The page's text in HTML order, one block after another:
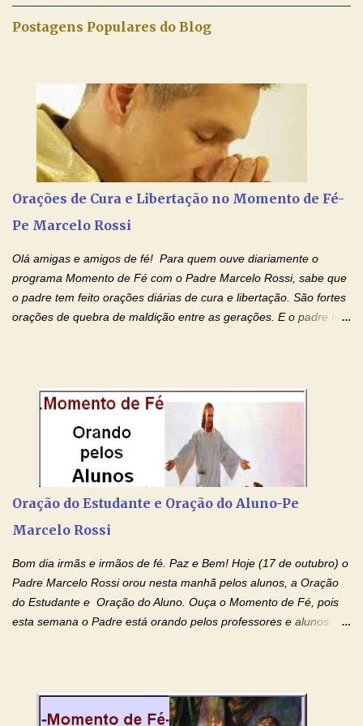
esta abençoada semana de orações no programa de rádio
tenha fé, creia firmemente e ore incessantemente até que o
Kairós aconteça em sua vida. Fique no Amor Ágape de Jesus e
no Amor Materno de Nossa Senhora. Adriana-Devoção e Fé
Mensagem do Padre Marcelo Rossi por E-mail: Amados!! Nesta
quarta feira, vamos orar pelas pessoas que sofrem com as
doenças do coração, NO SAGRADO CORAÇÃO DE JESUS E NO
Postagens Populares do Blog
Orações de Cura e Libertação no Momento de Fé-
Pe Marcelo Rossi
Olá amigas e amigos de fé! Para quem ouve diariamente o
programa Momento de Fé com o Padre Marcelo Rossi, sabe que
o padre tem feito orações diárias de cura e libertação. São fortes
orações de quebra de maldição entre as gerações. E o padre tem
por estas valiosas orações. Tenham um lindo fim de semana na
paz de Jesus Cristo e no amor de Maria Santíssima. Adriana-
Devoção e Fé Clique para acessar: Facebook Padre Marcelo
Rossi Site Padre Marcelo Rossi (para ouvir o Momento de Fé)
Tocai, Cura! E Restaura! "Jesus, no poder de Seu Nome, peço
agora que as águas do meu batismo fluam para trás através das
gerações, através de todas as raízes da minha árvore
genealógica. Que o Sangue de Jesus, purificador e vivificante,
Oração do Estudante e Oração do Aluno-Pe
Marcelo Rossi
Bom dia irmãs e irmãos de fé. Paz e Bem! Hoje (17 de outubro) o
Padre Marcelo Rossi orou nesta manhã pelos alunos, a Oração
do Estudante e Oração do Aluno. Ouça o Momento de Fé, pois
esta semana o Padre está orando pelos professores e alunos.
intelectualmente e espiritualmente para o dia da prova. Confie no
amor Ágape de Jesus e no amor materno de Nossa Senhora.